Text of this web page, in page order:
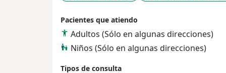
Pacientes que atiendo
Adultos (Sólo en algunas direcciones)
Niños (Sólo en algunas direcciones)
Tipos de consulta